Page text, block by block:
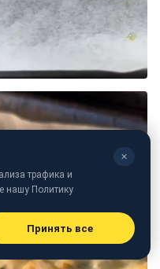
✕
трафика и
нашу Политику
Принять все